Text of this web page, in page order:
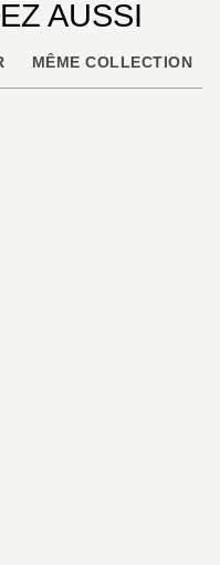
AUSSI
MÊME COLLECTION